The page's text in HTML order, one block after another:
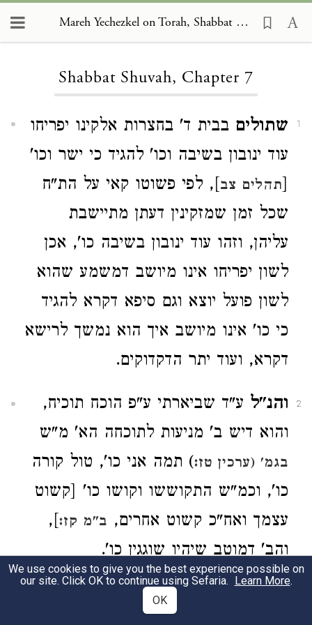
Mareh Yechezkel on Torah, Shabbat Shuvah 7
Shabbat Shuvah, Chapter 7
1 שתולים בבית ד' בחצרות אלקינו יפריחו
עוד ינובון בשיבה וכו' להגיד כי ישר וכו'
[תהלים צב], לפי פשוטו קאי על הת"ח
שכל זמן שמזקינין דעתן מתיישבת
עליהן, וזהו עוד ינובון בשיבה כו', אכן
לשון יפריחו אינו מיושב דמשמע שהוא
לשון פועל יוצא וגם סיפא דקרא להגיד
כי כו' אינו מיושב איך הוא נמשך לרישא
דקרא, ועוד יתר הדקדוקים.
2 והנ"ל ע"ד שביארתי ע"פ הוכח תוכיח,
והוא דיש ב' מניעות לתוכחה הא' מ"ש
בגמ' (ערכין טז:) תמה אני כו', טול קורה
כו', וכמ"ש התקוששו וקושו כו' [קשוט
עצמך ואח"כ קשוט אחרים, ב"מ קז:],
והב' דמוטב שיהיו שוגגין כו'.
לזה הוא דמה שאמרו קשוט
We use cookies to give you the best experience possible on
our site. Click OK to continue using Sefaria. Learn More.
OK